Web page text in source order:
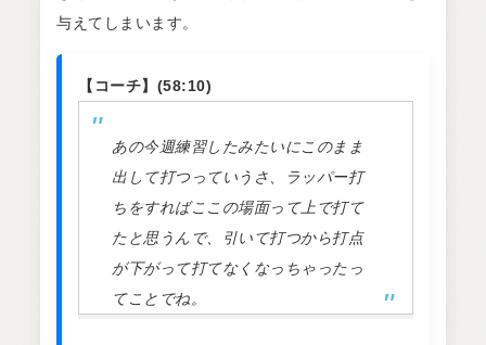
与えてしまいます。
【コーチ】(58:10)
あの今週練習したみたいにこのまま
出して打つっていうさ、ラッパー打
ちをすればここの場面って上で打て
たと思うんで、引いて打つから打点
が下がって打てなくなっちゃったっ
てことでね。